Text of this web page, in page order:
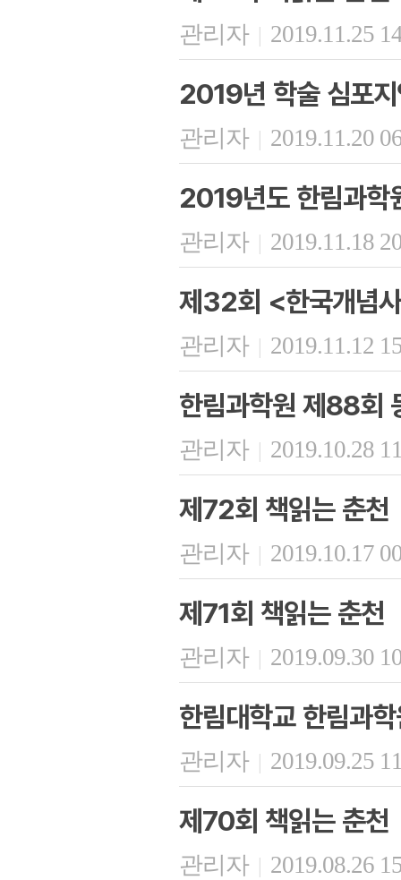
관리자 | 2019.11.25
2019년 학술 심포
관리자 | 2019.11.20
2019년도 한림과학
관리자 | 2019.11.18
제32회 <한국개념
관리자 | 2019.11.12
한림과학원 제88회
관리자 | 2019.10.28
제72회 책읽는 춘천
관리자 | 2019.10.17
제71회 책읽는 춘천
관리자 | 2019.09.30
한림대학교 한림과
관리자 | 2019.09.25
제70회 책읽는 춘천
관리자 | 2019.08.26